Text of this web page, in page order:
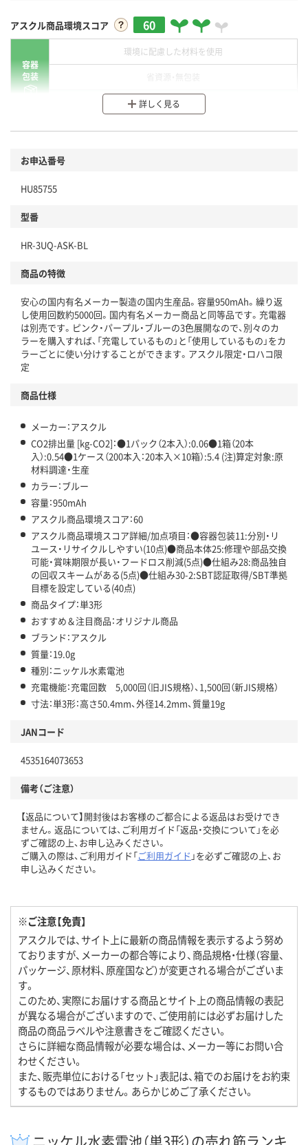
アスクル商品環境スコア 60
容器
包装
環境に配慮した材料を使用
分別・リサイクルしやすい設計
本体
仕組
この商品の環境配慮ポイントです。下記商品詳細「
アスクル商品環境スコア詳細／加点項目
」で確認できます。
詳しく見る
お申込番号
HU85755
型番
HR-3UQ-ASK-BL
商品の特徴
安心の国内有名メーカー製造の国内生産品。容量950mAh。繰り返
し使用回数約5000回。国内有名メーカー商品と同等品です。充電器
は別売です。ピンク・パープル・ブルーの3色展開なので、別々のカ
ラーを購入すれば、「充電しているもの」と「使用しているもの」をカ
ラーごとに使い分けすることができます。アスクル限定・ロハコ限
定
商品仕様
メーカー：アスクル
CO2排出量 [kg-CO2]：●1パック（2本入）:0.06●1箱（20本
入）:0.54●1ケース（200本入：20本入×10箱）:5.4 (注)算定対象:原
材料調達・生産
カラー：ブルー
容量：950mAh
アスクル商品環境スコア：60
アスクル商品環境スコア詳細/加点項目：●容器包装11:分別・リ
ユース・リサイクルしやすい(10点)●商品本体25:修理や部品交換
可能・賞味期限が長い・フードロス削減(5点)●仕組み28:商品独自
の回収スキームがある(5点)●仕組み30-2:SBT認証取得/SBT準拠
目標を設定している(40点)
商品タイプ：単3形
おすすめ＆注目商品：オリジナル商品
ブランド：アスクル
質量：19.0g
種別：ニッケル水素電池
充電機能：充電回数 5,000回（旧JIS規格）、1,500回（新JIS規格）
寸法：単3形：高さ50.4mm、外径14.2mm、質量19g
JANコード
4535164073653
備考（ご注意）
【返品について】開封後はお客様のご都合による返品はお受けでき
ません。返品については、ご利用ガイド「返品・交換について」を必
ずご確認の上、お申し込みください。
ご購入の際は、ご利用ガイド「ご利用ガイド 」を必ずご確認の上、お
申し込みください。
※ご注意【免責】
アスクルでは、サイト上に最新の商品情報を表示するよう努め
ておりますが、メーカーの都合等により、商品規格・仕様（容量、
パッケージ、原材料、原産国など）が変更される場合がございま
す。
このため、実際にお届けする商品とサイト上の商品情報の表記
が異なる場合がございますので、ご使用前には必ずお届けした
商品の商品ラベルや注意書きをご確認ください。
さらに詳細な商品情報が必要な場合は、メーカー等にお問い合
わせください。
また、販売単位における「セット」表記は、箱でのお届けをお約束
するものではありません。あらかじめご了承ください。